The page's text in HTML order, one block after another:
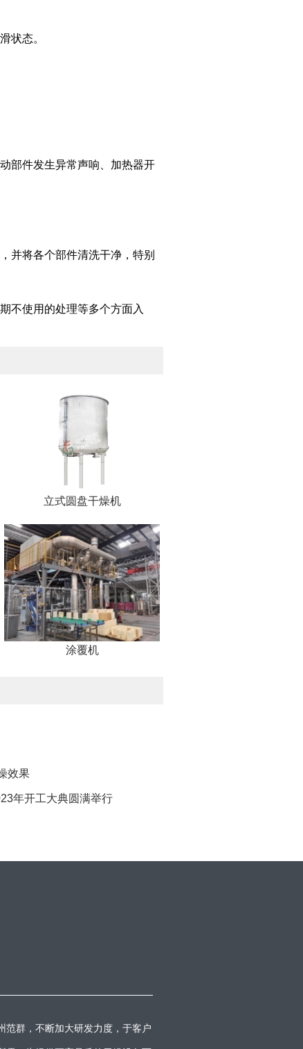
状态。
部件发生异常声响、加热器开
并将各个部件清洗干净，特别
不使用的处理等多个方面入
立式圆盘干燥机
涂覆机
效果
年开工大典圆满举行
范群，不断加大研发力度，于客户